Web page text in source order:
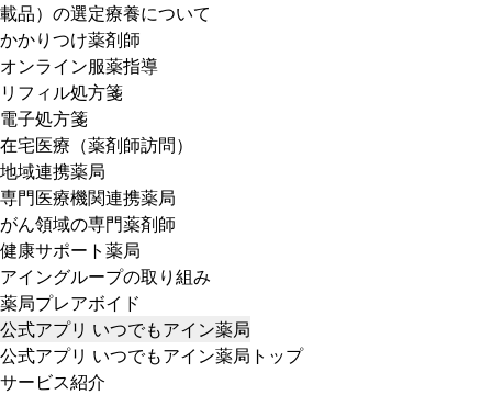
載品）の選定療養について
かかりつけ薬剤師
オンライン服薬指導
リフィル処方箋
電子処方箋
在宅医療（薬剤師訪問）
地域連携薬局
専門医療機関連携薬局
がん領域の専門薬剤師
健康サポート薬局
アイングループの取り組み
薬局プレアボイド
公式アプリ いつでもアイン薬局
公式アプリ いつでもアイン薬局トップ
サービス紹介